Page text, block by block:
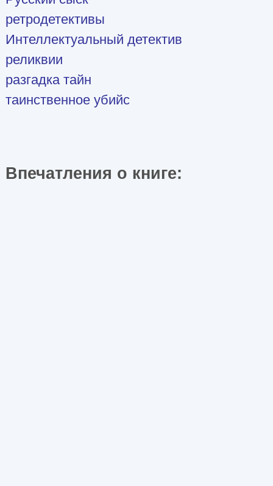
ретродетективы
Интеллектуальный детектив
реликвии
разгадка тайн
таинственное убийс
Впечатления о книге: